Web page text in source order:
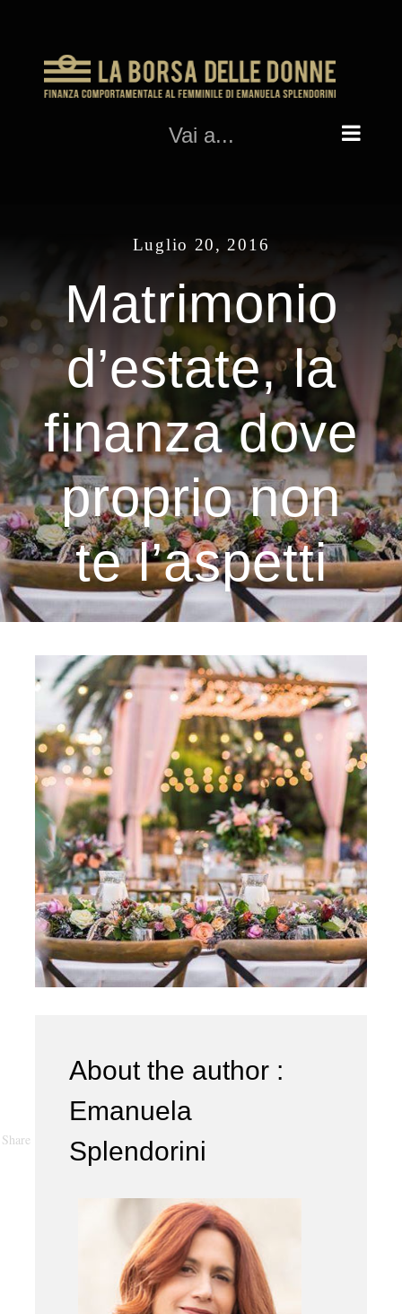
contenuto
Vai a...
Luglio 20, 2016
Matrimonio
d’estate, la
finanza dove
proprio non
te l’aspetti
About the author :
Emanuela
Splendorini
Share